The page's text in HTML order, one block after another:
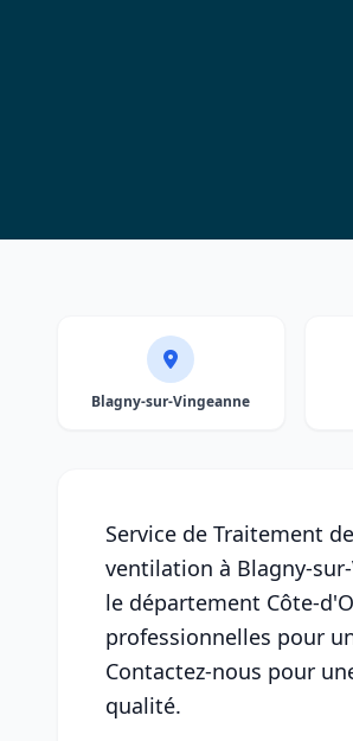
Blagny-sur-Vingeanne
Service de Traitement
ventilation à Blagny-
le département Côte-
professionnelles pour
Contactez-nous pour
qualité.